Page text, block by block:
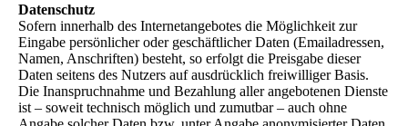
Datenschutz
Sofern innerhalb des Internetangebotes die Möglichkeit zur
Eingabe persönlicher oder geschäftlicher Daten (Emailadressen,
Namen, Anschriften) besteht, so erfolgt die Preisgabe dieser
Daten seitens des Nutzers auf ausdrücklich freiwilliger Basis.
Die Inanspruchnahme und Bezahlung aller angebotenen Dienste
ist – soweit technisch möglich und zumutbar – auch ohne